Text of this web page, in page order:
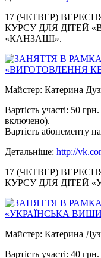
17 (ЧЕТВЕР)
КУРСУ ДЛЯ ДІТЕЙ
«КАНЗАШІ».
Майстер: Катерина
Вартість участі: 50
включено).
Вартість абонементу
Детальніше: http://
17 (ЧЕТВЕР)
КУРСУ ДЛЯ ДІТЕЙ
Майстер: Катерина
Вартість участі: 40